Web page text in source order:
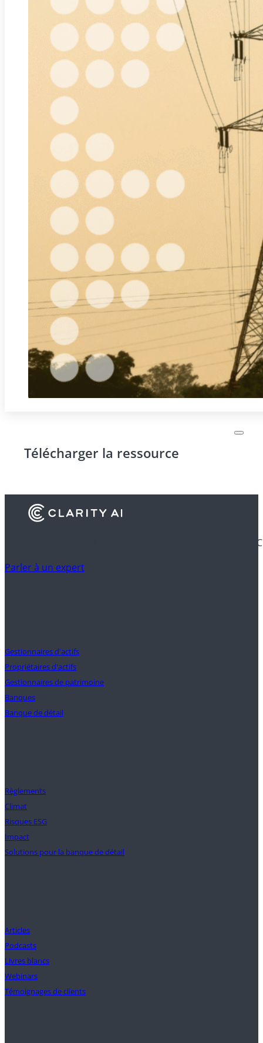
Télécharger la ressource
Découvrez comment les institutions financières utilisent
Parler à un expert
Gestionnaires d'actifs
Propriétaires d'actifs
Gestionnaires de patrimoine
Banques
Banque de détail
Règlements
Climat
Risques ESG
Impact
Solutions pour la banque de détail
Articles
Podcasts
Livres blancs
Webinars
Témoignages de clients